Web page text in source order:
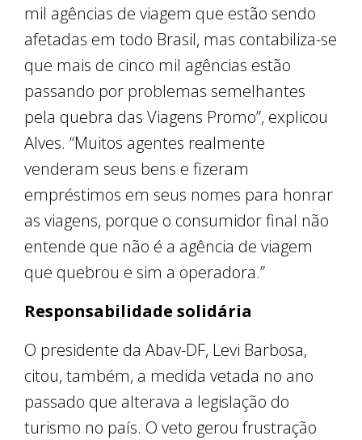
mil agências de viagem que estão sendo
afetadas em todo Brasil, mas contabiliza-se
que mais de cinco mil agências estão
passando por problemas semelhantes
pela quebra das Viagens Promo”, explicou
Alves. “Muitos agentes realmente
venderam seus bens e fizeram
empréstimos em seus nomes para honrar
as viagens, porque o consumidor final não
entende que não é a agência de viagem
que quebrou e sim a operadora.”
Responsabilidade solidária
O presidente da Abav-DF, Levi Barbosa,
citou, também, a medida vetada no ano
passado que alterava a legislação do
turismo no país. O veto gerou frustração